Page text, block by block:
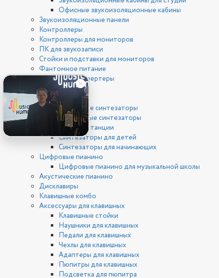
Офисные звукоизоляционные кабины
Звукоизоляционные панели
Контроллеры
Контроллеры для мониторов
ПК для звукозаписи
Стойки и подставки для мониторов
Фантомное питание
ЦАП/АЦП конвертеры
Клавишные
Синтезаторы
Цифровые синтезаторы
Аналоговые синтезаторы
Рабочие станции
Синтезаторы для детей
Синтезаторы для начинающих
Цифровые пианино
Цифровые пианино для музыкальной школы
Акустические пианино
Дисклавиры
Клавишные комбо
Аксессуары для клавишных
Клавишные стойки
Наушники для клавишных
Педали для клавишных
Чехлы для клавишных
Адаптеры для клавишных
Пюпитры для клавишных
Подсветка для пюпитра